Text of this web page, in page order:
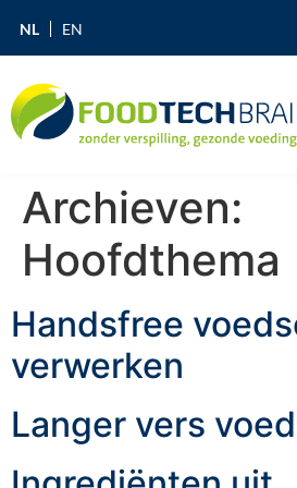
NL EN
Archieven:
Hoofdthema
Handsfree
verwerken
Langer vers